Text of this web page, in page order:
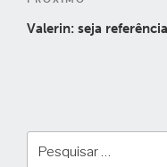
post
Valerin: seja